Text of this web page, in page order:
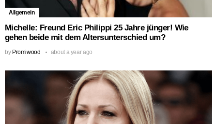
Allgemein
Michelle: Freund Eric Philippi 25 Jahre jünger! Wie
gehen beide mit dem Altersunterschied um?
by Promiwood about a year ago